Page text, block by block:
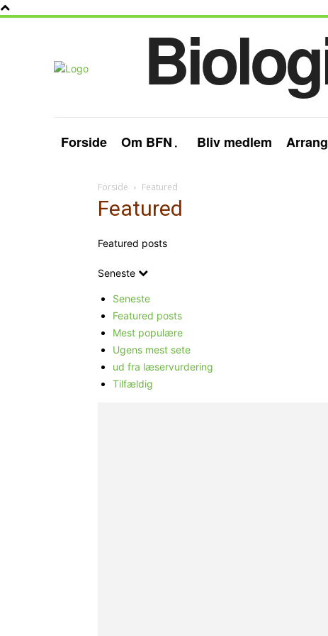
Forside Om BFN Bliv medlem
Forside Featured
Featured
Featured posts
Seneste
Seneste
Featured posts
Mest populære
Ugens mest sete
ud fra læservurdering
Tilfældig